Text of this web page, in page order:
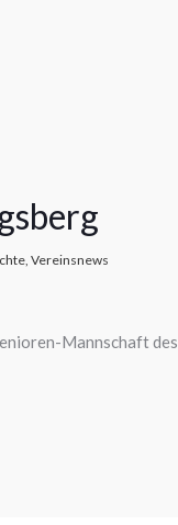
Vereinsnews
Mannschaft des